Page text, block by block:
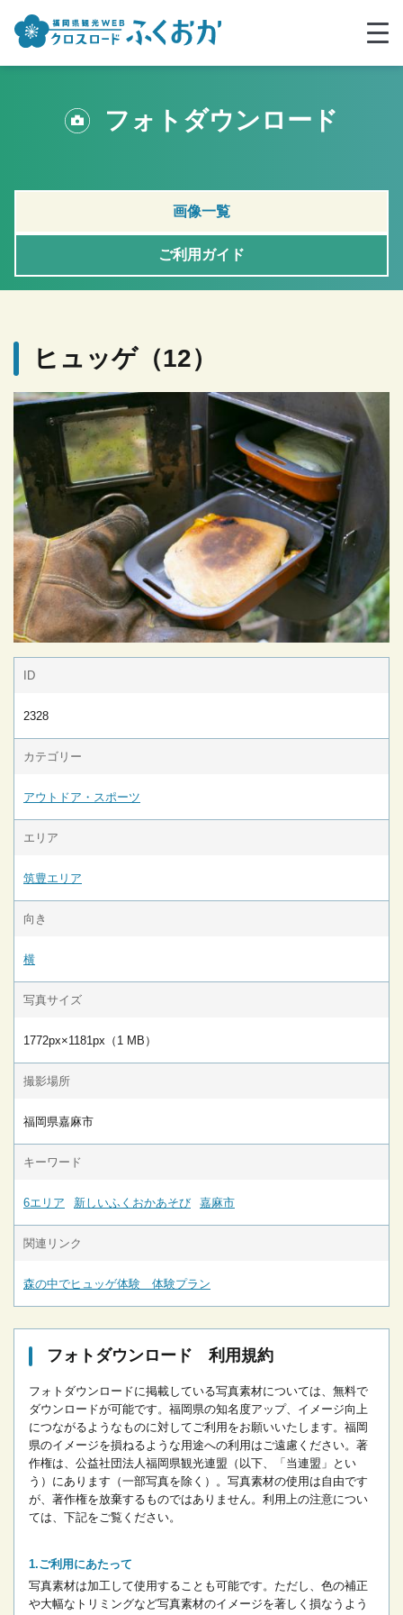
フォトダウンロード
画像一覧
ご利用ガイド
ヒュッゲ（12）
ID
2328
カテゴリー
アウトドア・スポーツ
エリア
筑豊エリア
向き
横
写真サイズ
1772px×1181px（1 MB）
撮影場所
福岡県嘉麻市
キーワード
6エリア 新しいふくおかあそび 嘉麻市
関連リンク
森の中でヒュッゲ体験 体験プラン
フォトダウンロード 利用規約
フォトダウンロードに掲載している写真素材については、無料で
ダウンロードが可能です。 福岡県の知名度アップ、イメージ向上
につながるようなものに対してご利用をお願いいたします。 福岡
県のイメージを損ねるような用途への利用はご遠慮ください。 著
作権は、公益社団法人福岡県観光連盟（以下、「当連盟」とい
う）にあります（一部写真を除く）。写真素材の使用は自由です
が、著作権を放棄するものではありません。 利用上の注意につい
ては、下記をご覧ください。
ご利用にあたって
写真素材は加工して使用することも可能です。ただし、色の補正
や大幅なトリミングなど写真素材のイメージを著しく損なうよう